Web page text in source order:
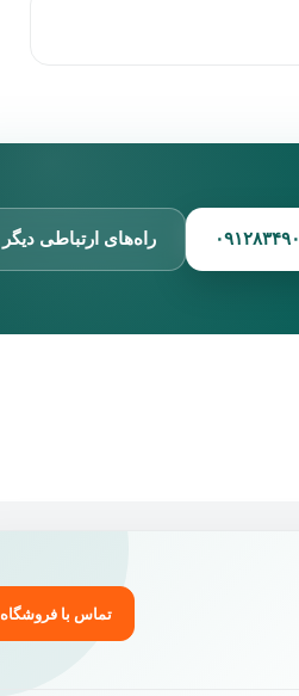
راه‌های ارتباطی دیگر
تماس با فروشگاه